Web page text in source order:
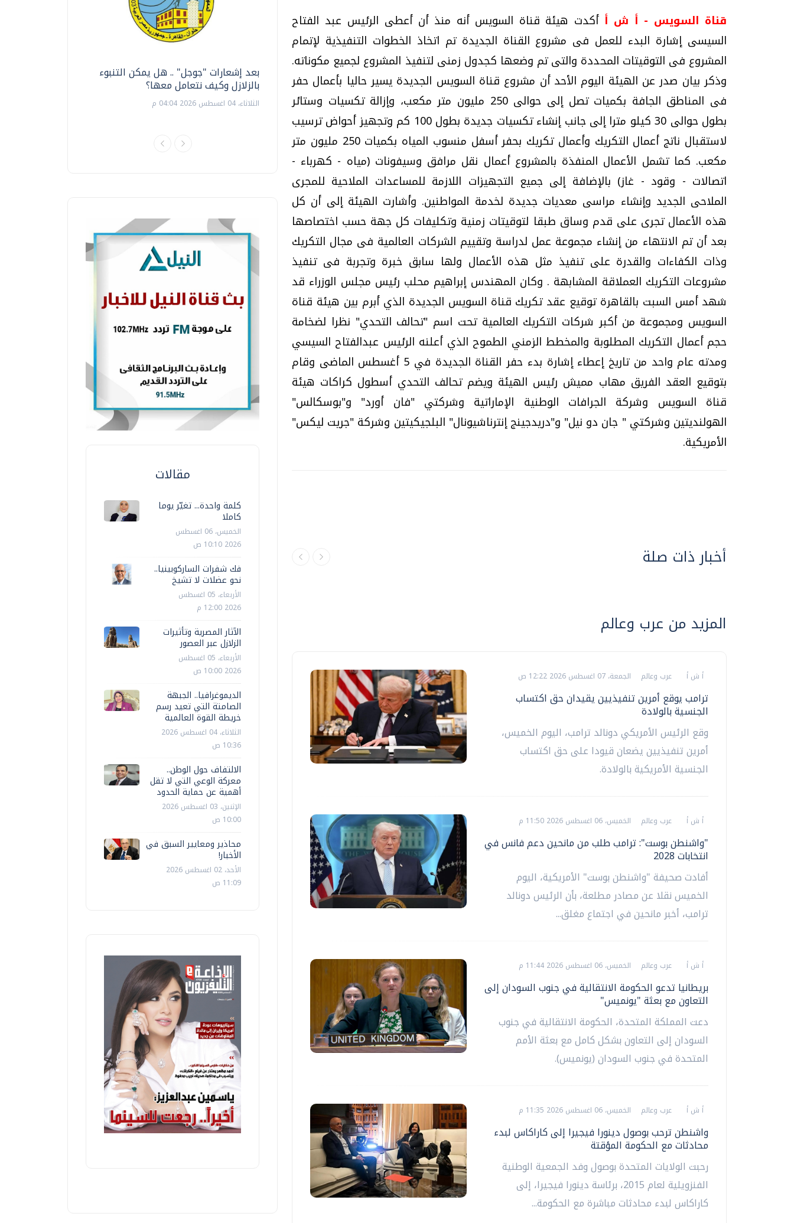
قناة السويس - أ ش أ أكدت هيئة قناة السويس أنه منذ أن أعطى الرئيس عبد الفتاح
السيسى إشارة البدء للعمل فى مشروع القناة الجديدة تم اتخاذ الخطوات التنفيذية لإتمام
المشروع فى التوقيتات المحددة والتى تم وضعها كجدول زمنى لتنفيذ المشروع لجميع مكوناته.
وذكر بيان صدر عن الهيئة اليوم الأحد أن مشروع قناة السويس الجديدة يسير حاليا بأعمال حفر
فى المناطق الجافة بكميات تصل إلى حوالى 250 مليون متر مكعب، وإزالة تكسيات وستائر
بطول حوالى 30 كيلو مترا إلى جانب إنشاء تكسيات جديدة بطول 100 كم وتجهيز أحواض ترسيب
لاستقبال ناتج أعمال التكريك وأعمال تكريك بحفر أسفل منسوب المياه بكميات 250 مليون متر
مكعب. كما تشمل الأعمال المنفذة بالمشروع أعمال نقل مرافق وسيفونات (مياه - كهرباء -
اتصالات - وقود - غاز) بالإضافة إلى جميع التجهيزات اللازمة للمساعدات الملاحية للمجرى
الملاحى الجديد وإنشاء مراسى معديات جديدة لخدمة المواطنين. وأشارت الهيئة إلى أن كل
هذه الأعمال تجرى على قدم وساق طبقا لتوقيتات زمنية وتكليفات كل جهة حسب اختصاصها
بعد أن تم الانتهاء من إنشاء مجموعة عمل لدراسة وتقييم الشركات العالمية فى مجال التكريك
وذات الكفاءات والقدرة على تنفيذ مثل هذه الأعمال ولها سابق خبرة وتجربة فى تنفيذ
مشروعات التكريك العملاقة المشابهة . وكان المهندس إبراهيم محلب رئيس مجلس الوزراء قد
شهد أمس السبت بالقاهرة توقيع عقد تكريك قناة السويس الجديدة الذي أبرم بين هيئة قناة
السويس ومجموعة من أكبر شركات التكريك العالمية تحت اسم "تحالف التحدي" نظرا لضخامة
حجم أعمال التكريك المطلوبة والمخطط الزمني الطموح الذي أعلنه الرئيس عبدالفتاح السيسي
ومدته عام واحد من تاريخ إعطاء إشارة بدء حفر القناة الجديدة في 5 أغسطس الماضى وقام
بتوقيع العقد الفريق مهاب مميش رئيس الهيئة ويضم تحالف التحدي أسطول كراكات هيئة
قناة السويس وشركة الجرافات الوطنية الإماراتية وشركتي "فان أورد" و"بوسكالس"
الهولنديتين وشركتي " جان دو نيل" و"دريدجينج إنترناشيونال" البلجيكيتين وشركة "جريت ليكس"
الأمريكية.
أخبار ذات صلة
المزيد من عرب وعالم
أ ش أ عرب وعالم الجمعة، 07 اغسطس 2026 12:22 ص
ترامب يوقع أمرين تنفيذيين يقيدان حق اكتساب
الجنسية بالولادة
وقع الرئيس الأمريكي دونالد ترامب، اليوم الخميس،
أمرين تنفيذيين يضعان قيودا على حق اكتساب
الجنسية الأمريكية بالولادة.
أ ش أ عرب وعالم الخميس، 06 اغسطس 2026 11:50 م
"واشنطن بوست": ترامب طلب من مانحين دعم فانس في
انتخابات 2028
أفادت صحيفة "واشنطن بوست" الأمريكية، اليوم
الخميس نقلا عن مصادر مطلعة، بأن الرئيس دونالد
ترامب، أخبر مانحين في اجتماع مغلق...
أ ش أ عرب وعالم الخميس، 06 اغسطس 2026 11:44 م
بريطانيا تدعو الحكومة الانتقالية في جنوب السودان إلى
التعاون مع بعثة "يونميس"
دعت المملكة المتحدة، الحكومة الانتقالية في جنوب
السودان إلى التعاون بشكل كامل مع بعثة الأمم
المتحدة في جنوب السودان (يونميس).
أ ش أ عرب وعالم الخميس، 06 اغسطس 2026 11:35 م
واشنطن ترحب بوصول دينورا فيجيرا إلى كاراكاس لبدء
محادثات مع الحكومة المؤقتة
رحبت الولايات المتحدة بوصول وفد الجمعية الوطنية
الفنزويلية لعام 2015، برئاسة دينورا فيجيرا، إلى
كاراكاس لبدء محادثات مباشرة مع الحكومة...
بعد إشعارات "جوجل" .. هل يمكن التنبوء
بالزلازل وكيف نتعامل معها؟
الثلاثاء، 04 اغسطس 2026 04:04 م
دليلك للتنسيق الجامعي .. تساؤلات
وإجابات
السبت، 01 اغسطس 2026 10:25 ص
فيديو.. الإعلام الرقمي.. تقنيات واعدة
وتحديات هائلة
الخميس، 30 يوليو 2026 01:09 م
موجات الطقس الساخنة.. لماذا تحدث وكيف
مقالات
كلمة واحدة... تغيّر يوما
كاملا
الخميس، 06 اغسطس
2026 10:10 ص
فك شفرات الساركوبينيا..
نحو عضلات لا تشيخ
الأربعاء، 05 اغسطس
2026 12:00 م
الآثار المصرية وتأثيرات
الزلازل عبر العصور
الأربعاء، 05 اغسطس
2026 10:00 ص
الديموغرافيا.. الجبهة
الصامتة التي تعيد رسم
خريطة القوة العالمية
الثلاثاء، 04 اغسطس 2026
10:36 ص
الالتفاف حول الوطن..
معركة الوعي التي لا تقل
أهمية عن حماية الحدود
الإثنين، 03 اغسطس 2026
10:00 ص
محاذير ومعايير السبق في
الأخبار!
الأحد، 02 اغسطس 2026
11:09 ص